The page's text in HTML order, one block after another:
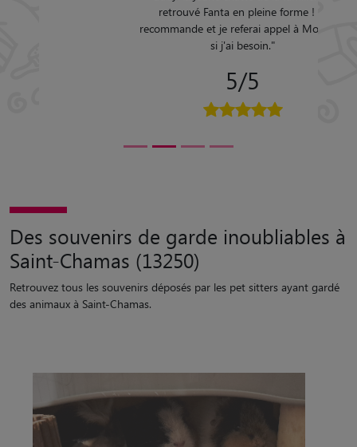
retrouvé Fanta en pleine forme ! Je
recommande et je referai appel à Morgane
"
Des souvenirs de garde inoubliables à
Saint-Chamas (13250)
Retrouvez tous les souvenirs déposés par les pet sitters ayant gardé
des animaux à Saint-Chamas.